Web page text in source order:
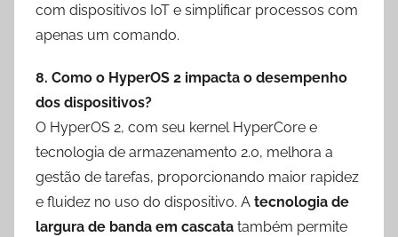
com dispositivos IoT e simplificar processos com
apenas um comando.
8. Como o HyperOS 2 impacta o desempenho
dos dispositivos?
O HyperOS 2, com seu kernel HyperCore e
tecnologia de armazenamento 2.0, melhora a
gestão de tarefas, proporcionando maior rapidez
e fluidez no uso do dispositivo. A tecnologia de
largura de banda em cascata também permite